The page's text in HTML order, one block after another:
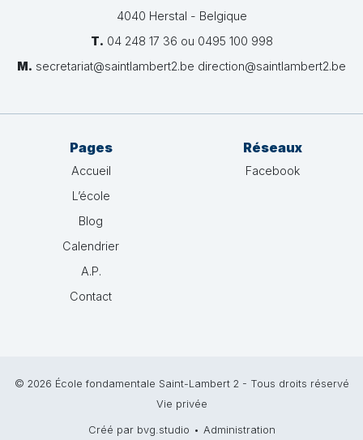
4040 Herstal - Belgique
T. 04 248 17 36 ou 0495 100 998
M. secretariat@saintlambert2.be direction@saintlambert2.be
Pages
Accueil
L’école
Blog
Calendrier
A.P.
Contact
Réseaux
Facebook
© 2026 École fondamentale Saint-Lambert 2 - Tous droits réservé
Vie privée
Créé par bvg.studio • Administration